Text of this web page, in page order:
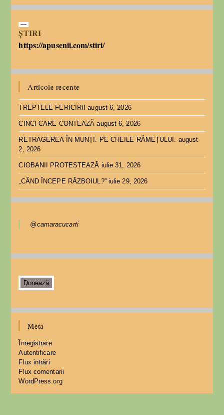
ȘTIRI
https://apusenii.com/stiri/
Articole recente
TREPTELE FERICIRII august 6, 2026
CINCI CARE CONTEAZĂ august 6, 2026
RETRAGEREA ÎN MUNȚI. PE CHEILE RÂMEȚULUI. august
2, 2026
CIOBANII PROTESTEAZĂ iulie 31, 2026
„CÂND ÎNCEPE RĂZBOIUL?” iulie 29, 2026
@camaracucarti
Donează
Meta
Înregistrare
Autentificare
Flux intrări
Flux comentarii
WordPress.org